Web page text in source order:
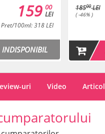
00
LEI
159
Pret/100ml: 318 LEI
INDISPONIBIL
18500LEI
( -46% )
uri Video